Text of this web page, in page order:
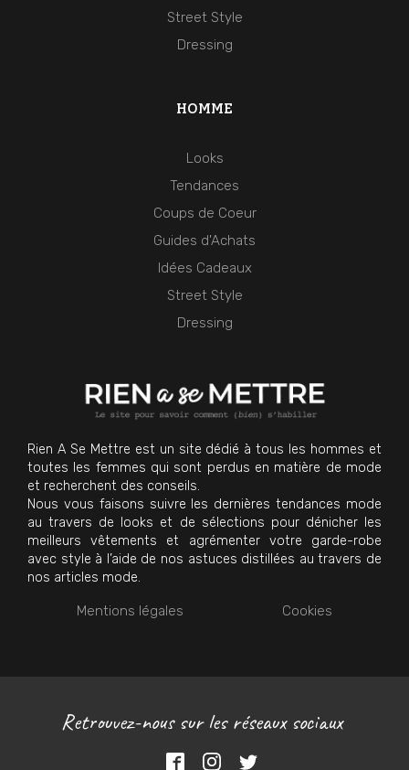
Rien A Se Mettre est un site dédié à tous les hommes et
toutes les femmes qui sont perdus en matière de mode
et recherchent des conseils.
Nous vous faisons suivre les dernières tendances mode
au travers de looks et de sélections pour dénicher les
meilleurs vêtements et agrémenter votre garde-robe
avec style à l’aide de nos astuces distillées au travers de
nos articles mode.
Mentions légales Cookies
HOMME
Looks
Tendances
Coups de Coeur
Guides d'Achats
Idées Cadeaux
Street Style
Dressing
Street Style
Dressing
Retrouvez-nous sur les réseaux sociaux